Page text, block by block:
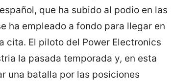
que ha subido al podio en las
ha empleado a fondo para llegar en
cita. El piloto del Power Electronics
la pasada temporada y, en esta
una batalla por las posiciones